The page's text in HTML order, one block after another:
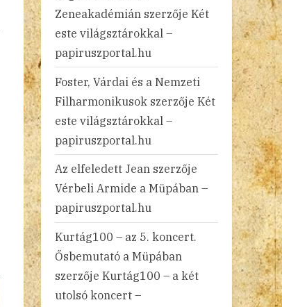
Zeneakadémián szerzője Két
este világsztárokkal –
papiruszportal.hu
Foster, Várdai és a Nemzeti
Filharmonikusok szerzője Két
este világsztárokkal –
papiruszportal.hu
Az elfeledett Jean szerzője
Vérbeli Armide a Müpában –
papiruszportal.hu
Kurtág100 – az 5. koncert.
Ősbemutató a Müpában
szerzője Kurtág100 – a két
utolsó koncert –